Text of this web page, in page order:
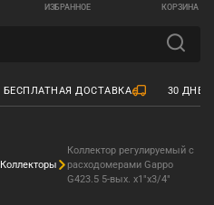
ИЗБРАННОЕ КОРЗИНА
БЕСПЛАТНАЯ ДОСТАВКА 30
Коллекторы
Коллектор регулируемый с
расходомерами Gappo
G423.5 5-вых. x1"x3/4"